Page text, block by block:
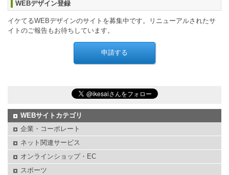
WEBデザイン登録
イケてるWEBデザインのサイトを募集中です。リニューアルされたサ
イトのご報告もお待ちしています。
WEBサイトカテゴリ
企業・コーポレート
ネット関連サービス
オンラインショップ・EC
スポーツ